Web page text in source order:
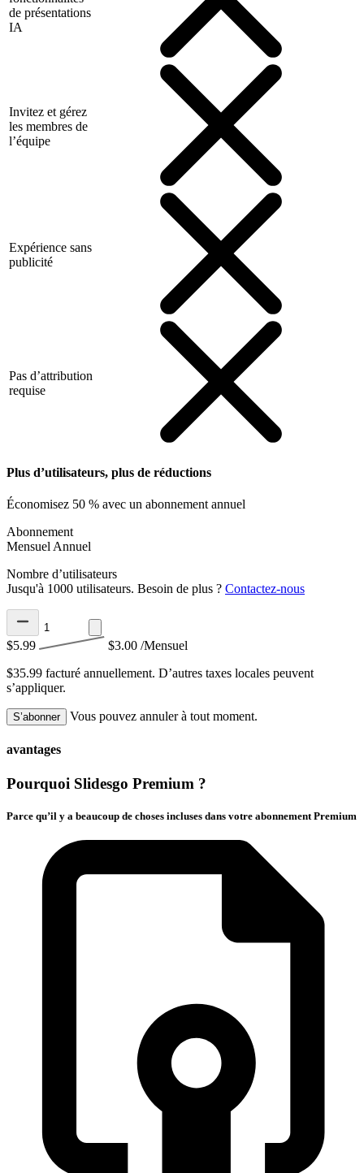
de présentations
IA
Invitez et gérez
les membres de
l’équipe
Expérience sans
publicité
Pas d’attribution
requise
Plus d’utilisateurs, plus de réductions
Économisez 50 % avec un abonnement annuel
Abonnement
Mensuel Annuel
Nombre d’utilisateurs
Jusqu'à 1000 utilisateurs. Besoin de plus ? Contactez-nous
$5.99 $3.00 /Mensuel
$35.99 facturé annuellement. D’autres taxes locales peuvent
s’appliquer.
S’abonner Vous pouvez annuler à tout moment.
avantages
Pourquoi Slidesgo Premium ?
Parce qu’il y a beaucoup de choses incluses dans votre abonnement Premium